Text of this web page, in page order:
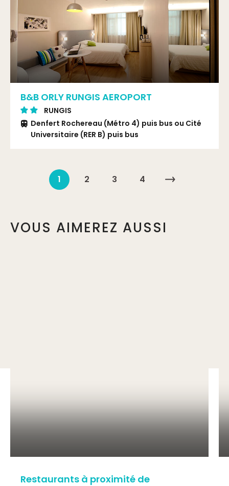
B&B ORLY RUNGIS AEROPORT
RUNGIS
Denfert Rochereau (Métro 4) puis bus ou Cité
Universitaire (RER B) puis bus
1 2 3 4
VOUS AIMEREZ AUSSI
Restaurants à proximité de